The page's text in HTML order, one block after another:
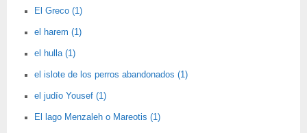
El Greco (1)
el harem (1)
el hulla (1)
el islote de los perros abandonados (1)
el judío Yousef (1)
El lago Menzaleh o Mareotis (1)